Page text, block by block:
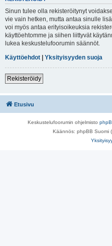
Sinun tulee olla rekisteröitynyt
vie vain hetken, mutta antaa sinulle
voi myös antaa erityisoikeuksia
käyttöehtomme ja siihen liittyvät
lukea keskustelufoorumin säännöt.
Käyttöehdot | Yksityisyyden suoja
Rekisteröidy
Etusivu
Keskustelufoorumin ohjelmisto
Käännös: phpBB Suomi